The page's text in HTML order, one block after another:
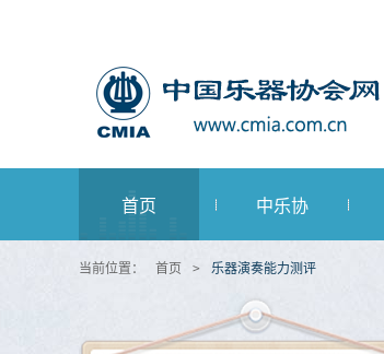
首页 中乐协
当前位置： 首页 > 乐器演奏能力测评